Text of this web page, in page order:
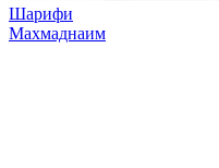
Шарифи
Махмаднаим